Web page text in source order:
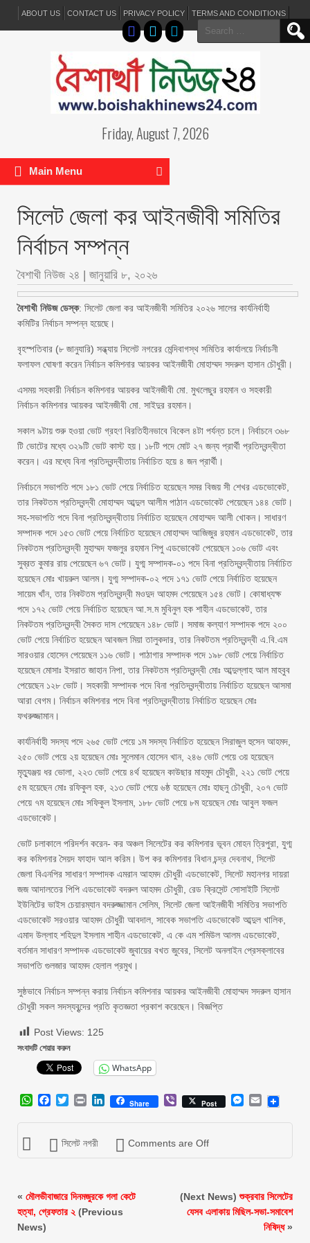
ABOUT US CONTACT US PRIVACY POLICY TERMS AND CONDITIONS
Search
for:
Friday, August 7, 2026
Main Menu
সিলেট জেলা কর আইনজীবী সমিতির
নির্বাচন সম্পন্ন
বৈশাখী নিউজ ২৪ | জানুয়ারি ৮, ২০২৬
বৈশাখী নিউজ ডেস্ক: সিলেট জেলা কর আইনজীবী সমিতির ২০২৬ সালের কার্যনির্বাহী
কমিটির নির্বাচন সম্পন্ন হয়েছে।
বৃহস্পতিবার (৮ জানুযারি) সন্ধ্যায় সিলেট নগরের মেন্দিবাগস্থ সমিতির কার্যালয়ে নির্বাচনী
ফলাফল ঘোষণা করেন নির্বাচন কমিশনার আয়কর আইনজীবী মোহাম্মদ সদরুল হাসান চৌধুরী।
এসময় সহকারী নির্বাচন কমিশনার আয়কর আইনজীবী মো. মুখলেছুর রহমান ও সহকারী
নির্বাচন কমিশনার আয়কর আইনজীবী মো. সাইদুর রহমান।
সকাল ৯টায় শুরু হওয়া ভোট গ্রহণ বিরতিহীনভাবে বিকেল ৪টা পর্যন্ত চলে। নির্বাচনে ৩৬৮
টি ভোটের মধ্যে ৩২৯টি ভোট কাস্ট হয়। ১৮টি পদে মোট ২৭ জন্য প্রার্থী প্রতিদ্বন্দ্বীতা
করেন। এর মধ্যে বিনা প্রতিদ্বন্দ্বীতায় নির্বাচিত হয়ে ৪ জন প্রার্থী।
নির্বাচনে সভাপতি পদে ১৮১ ভোট পেয়ে নির্বাচিত হয়েছেন সমর বিজয় সী শেখর এডভোকেট,
তার নিকটতম প্রতিদ্বন্দ্বী মোহাম্মদ আব্দুল আলীম পাঠান এডভোকেট পেয়েছেন ১৪৪ ভোট।
সহ-সভাপতি পদে বিনা প্রতিদ্বন্দ্বীতায় নির্বাচিত হয়েছেন মোহাম্মদ আলী খোকন। সাধারণ
সম্পাদক পদে ১৫৩ ভোট পেয়ে নির্বাচিত হয়েছেন মোহাম্মদ আজিজুর রহমান এডভোকেট, তার
নিকটতম প্রতিদ্বন্দ্বী মুহাম্মদ ফজলুর রহমান শিপু এডভোকেট পেয়েছেন ১০৬ ভোট এবং
সুব্রত কুমার রায় পেয়েছেন ৬৭ ভোট। যুগ্ম সম্পাদক-০১ পদে বিনা প্রতিদ্বন্দ্বীতায় নির্বাচিত
হয়েছেন মোঃ খায়রুল আলম। যুগ্ম সম্পাদক-০২ পদে ১৭১ ভোট পেয়ে নির্বাচিত হয়েছেন
সায়েম খাঁন, তার নিকটতম প্রতিদ্বন্দ্বী মওদুদ আহমদ পেয়েছেন ১৫৪ ভোট। কোষাধ্যক্ষ
পদে ১৭২ ভোট পেয়ে নির্বাচিত হয়েছেন আ.স.ম মুবিনুল হক শাহীন এডভোকেট, তার
নিকটতম প্রতিদ্বন্দ্বী সৈকত দাস পেয়েছেন ১৪৮ ভোট। সমাজ কল্যাণ সম্পাদক পদে ২০০
ভোট পেয়ে নির্বাচিত হয়েছেন আবজল মিয়া তালুকদার, তার নিকটতম প্রতিদ্বন্দ্বী এ.বি.এম
সারওয়ার হোসেন পেয়েছেন ১১৬ ভোট। পাঠাগার সম্পাদক পদে ১৯৮ ভোট পেয়ে নির্বাচিত
হয়েছেন মোসাঃ ইসরাত জাহান নিপা, তার নিকটতম প্রতিদ্বন্দ্বী মোঃ আব্দুল্লাহ আল মাহবুব
পেয়েছেন ১২৮ ভোট। সহকারী সম্পাদক পদে বিনা প্রতিদ্বন্দ্বীতায় নির্বাচিত হয়েছেন আসমা
আরা বেগম। নির্বাচন কমিশনার পদে বিনা প্রতিদ্বন্দ্বীতায় নির্বাচিত হয়েছেন মোঃ
ফখরুজ্জামান।
কার্যনির্বাহী সদস্য পদে ২৬৫ ভোট পেয়ে ১ম সদস্য নির্বাচিত হয়েছেন সিরাজুল হুসেন আহমদ,
২৫০ ভোট পেয়ে ২য় হয়েছেন মোঃ সুলেমান হোসেন খান, ২৪৬ ভোট পেয়ে ৩য় হয়েছেন
মৃত্যুঞ্জয় ধর ভোলা, ২২৩ ভোট পেয়ে ৪র্থ হয়েছেন কাউছার মাহমুদ চৌধুরী, ২২১ ভোট পেয়ে
৫ম হয়েছেন মোঃ রফিকুল হক, ২১৩ ভোট পেয়ে ৬ষ্ঠ হয়েছেন মোঃ হাছনু চৌধুরী, ২০৭ ভোট
পেয়ে ৭ম হয়েছেন মোঃ সফিকুল ইসলাম, ১৮৮ ভোট পেয়ে ৮ম হয়েছেন মোঃ আবুল ফজল
এডভোকেট।
ভোট চলাকালে পরিদর্শন করেন- কর অঞ্চল সিলেটের কর কমিশনার ভূবন মোহন ত্রিপুরা, যুগ্ম
কর কমিশনার সৈয়দ ফাহাদ আল করিম। উপ কর কমিশনার বিধান চন্দ্র দেবনাথ, সিলেট
জেলা বিএনপির সাধারণ সম্পাদক এমরান আহমদ চৌধুরী এডভোকেট, সিলেট মহানগর দায়রা
জজ আদালতের পিপি এডভোকেট বদরুল আহমদ চৌধুরী, রেড ক্রিসেন্ট সোসাইটি সিলেট
ইউনিটের ভাইস চেয়ারম্যান বদরুজ্জামান সেলিম, সিলেট জেলা আইনজীবী সমিতির সভাপতি
এডভোকেট সরওয়ার আহমদ চৌধুরী আবদাল, সাবেক সভাপতি এডভোকেট আব্দুল খালিক,
এমাদ উল্লাহ শহিদুল ইসলাম শাহীন এডভোকেট, এ কে এম শমিউল আলম এডভোকেট,
বর্তমান সাধারণ সম্পাদক এডভোকেট জুবায়ের বখত জুবের, সিলেট অনলাইন প্রেসক্লাবের
সভাপতি গুলজার আহমদ হেলাল প্রমুখ।
সুষ্ঠভাবে নির্বাচন সম্পন্ন করায় নির্বাচন কমিশনার আয়কর আইনজীবী মোহাম্মদ সদরুল হাসান
চৌধুরী সকল সদস্যবৃন্দের প্রতি কৃতজ্ঞতা প্রকাশ করেছেন। বিজ্ঞপ্তি
Post Views: 125
সংবাদটি শেয়ার করুন
WhatsApp
WhatsApp
Facebook
Twitter
Print LinkedIn
Share ViberPost Messenger
Email
সিলেট নগরী Comments are Off
« মৌলভীবাজারে দিনমজুরকে গলা কেটে
হত্যা, গ্রেফতার ২ (Previous
News)
(Next News)শুক্রবার সিলেটের
যেসব এলাকায় মিছিল-সভা-সমাবেশ
নিষিদ্ধ»